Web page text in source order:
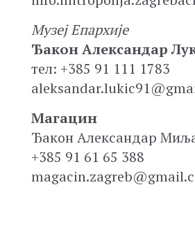
Музеј Епархије
Ђакон Александар
тел: +385 91 111 1783
Магацин
Ђакон Александар
+385 91 61 65 388